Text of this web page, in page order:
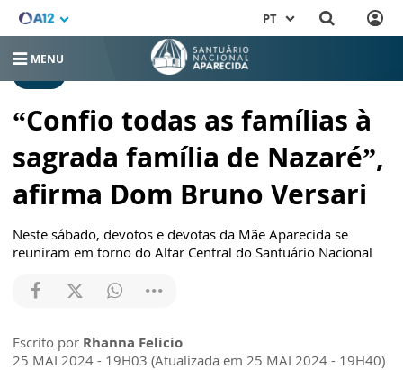
PT
MENU
“Confio todas as famílias à
sagrada família de Nazaré”,
afirma Dom Bruno Versari
Neste sábado, devotos e devotas da Mãe Aparecida se
reuniram em torno do Altar Central do Santuário Nacional
Escrito por Rhanna Felicio
25 MAI 2024 - 19H03 (Atualizada em 25 MAI 2024 - 19H40)